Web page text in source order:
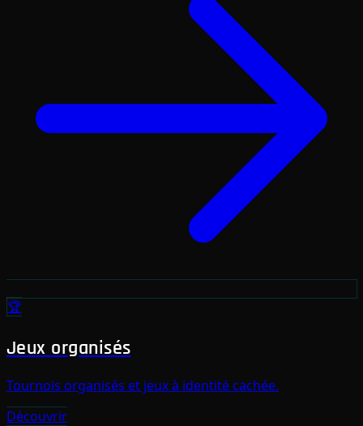
🏆
Jeux organisés
Tournois organisés et jeux à identité cachée.
Découvrir